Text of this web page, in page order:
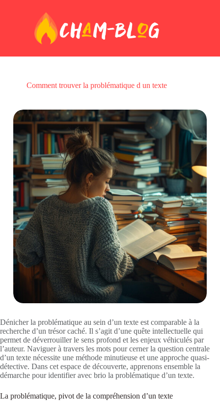
Comment trouver la problématique d un texte
Dénicher la problématique au sein d’un texte est comparable à la
recherche d’un trésor caché. Il s’agit d’une quête intellectuelle qui
permet de déverrouiller le sens profond et les enjeux véhiculés par
l’auteur. Naviguer à travers les mots pour cerner la question centrale
d’un texte nécessite une méthode minutieuse et une approche quasi-
détective. Dans cet espace de découverte, apprenons ensemble la
démarche pour identifier avec brio la problématique d’un texte.
La problématique, pivot de la compréhension d’un texte